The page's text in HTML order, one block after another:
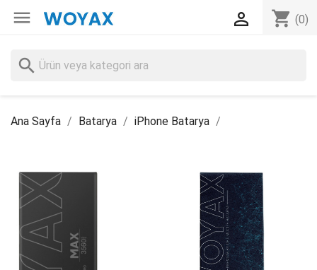
 shopping_cart (0)

search
Ana Sayfa Batarya iPhone Batarya